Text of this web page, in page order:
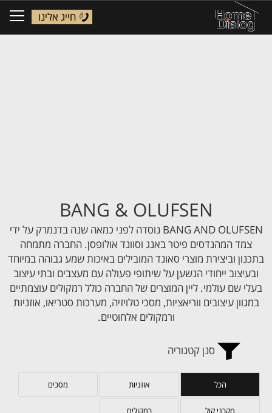
חייג אלינו
BANG & OLUFSEN
BANG AND OLUFSEN נוסדה לפני כמאה שנה בדנמרק על ידי
צמד המהנדסים פיטר באנג וסוונד אולופסן. החברה מתמחה
בתכנון וביצירת מוצרי סאונד המובילים באיכות שמע גבוהה במיוחד
ובעיצוב ייחודי הנשען על שיתופי פעולה עם מעצבים ובתי עיצוב
בעלי שם עולמי. ליין המוצרים של החברה כולל רמקולים עוצמתיים
במגוון עיצובים ווריאציות, מסכי טלויזיה, מערכות סטריאו, אוזניות
ורמקולים אלחוטיים.
סנן קטגוריה
הכל אוזניות מסכים
מקרני קול רמקולים